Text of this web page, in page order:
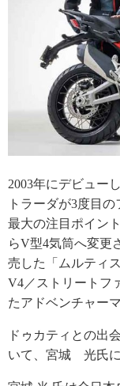
2003年にデビュー
トラーダが3度目
最大の注目ポイン
らV型4気筒へ変更
売した「ムルティ
V4／ストリートフ
たアドベンチャー
ドゥカティとの出
いて、宮城 光氏に